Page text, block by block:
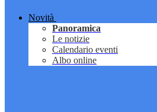
Novità
Panoramica
Le notizie
Calendario eventi
Albo online